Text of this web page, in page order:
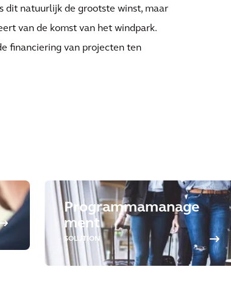
dit natuurlijk de grootste winst, maar
van de komst van het windpark.
financiering van projecten ten
Programmamanage
ment
SOLUTION